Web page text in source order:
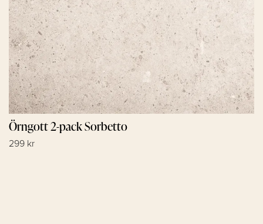
Örngott 2-pack Sorbetto
299 kr